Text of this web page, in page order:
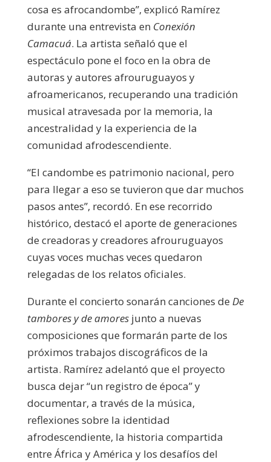
cosa es afrocandombe”, explicó Ramírez
durante una entrevista en Conexión
Camacuá. La artista señaló que el
espectáculo pone el foco en la obra de
autoras y autores afrouruguayos y
afroamericanos, recuperando una tradición
musical atravesada por la memoria, la
ancestralidad y la experiencia de la
comunidad afrodescendiente.
“El candombe es patrimonio nacional, pero
para llegar a eso se tuvieron que dar muchos
pasos antes”, recordó. En ese recorrido
histórico, destacó el aporte de generaciones
de creadoras y creadores afrouruguayos
cuyas voces muchas veces quedaron
relegadas de los relatos oficiales.
Durante el concierto sonarán canciones de De
tambores y de amoresjunto a nuevas
composiciones que formarán parte de los
próximos trabajos discográficos de la
artista. Ramírez adelantó que el proyecto
busca dejar “un registro de época” y
documentar, a través de la música,
reflexiones sobre la identidad
afrodescendiente, la historia compartida
entre África y América y los desafíos del